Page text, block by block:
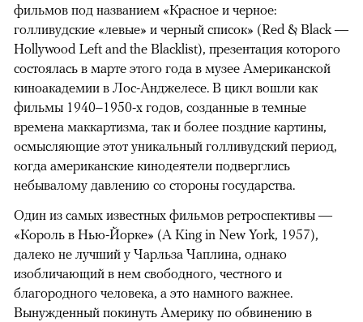
фильмов под названием «Красное и черное:
голливудские «левые» и черный список» (Red & Black —
Hollywood Left and the Blacklist), презентация которого
состоялась в марте этого года в музее Американской
киноакадемии в Лос-Анджелесе. В цикл вошли как
фильмы 1940–1950-х годов, созданные в темные
времена маккартизма, так и более поздние картины,
осмысляющие этот уникальный голливудский период,
когда американские кинодеятели подверглись
небывалому давлению со стороны государства.
Один из самых известных фильмов ретроспективы —
«Король в Нью-Йорке» (A King in New York, 1957),
далеко не лучший у Чарльза Чаплина, однако
изобличающий в нем свободного, честного и
благородного человека, а это намного важнее.
Вынужденный покинуть Америку по обвинению в